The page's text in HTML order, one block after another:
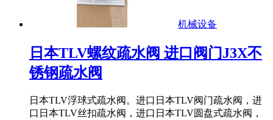
机械设备
日本TLV螺纹疏水阀 进口阀门J3X不
锈钢疏水阀
日本TLV浮球式疏水阀。进口日本TLV阀门疏水阀，进
口日本TLV丝扣疏水阀，进口日本TLV圆盘式疏水阀，